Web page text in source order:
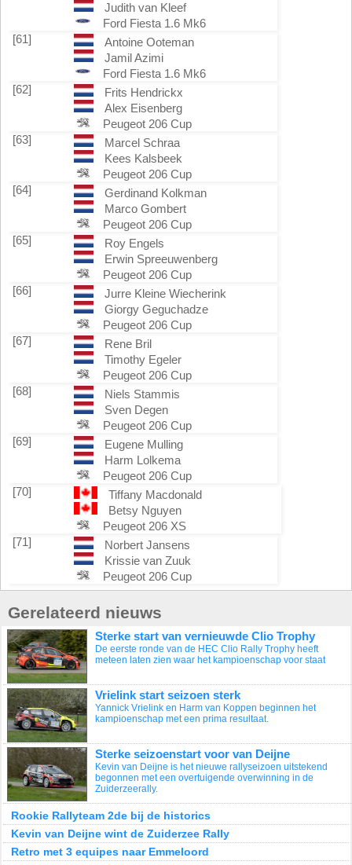
Judith van Kleef
Ford Fiesta 1.6 Mk6
[61]
Antoine Ooteman
Jamil Azimi
Ford Fiesta 1.6 Mk6
[62]
Frits Hendrickx
Alex Eisenberg
Peugeot 206 Cup
[63]
Marcel Schraa
Kees Kalsbeek
Peugeot 206 Cup
[64]
Gerdinand Kolkman
Marco Gombert
Peugeot 206 Cup
[65]
Roy Engels
Erwin Spreeuwenberg
Peugeot 206 Cup
[66]
Jurre Kleine Wiecherink
Giorgy Geguchadze
Peugeot 206 Cup
[67]
Rene Bril
Timothy Egeler
Peugeot 206 Cup
[68]
Niels Stammis
Sven Degen
Peugeot 206 Cup
[69]
Eugene Mulling
Harm Lolkema
Peugeot 206 Cup
[70]
Tiffany Macdonald
Betsy Nguyen
Peugeot 206 XS
[71]
Norbert Jansens
Krissie van Zuuk
Peugeot 206 Cup
Gerelateerd nieuws
Sterke start van vernieuwde Clio Trophy
De eerste ronde van de HEC Clio Rally Trophy heeft
meteen laten zien waar het kampioenschap voor staat
Vrielink start seizoen sterk
Yannick Vrielink en Harm van Koppen beginnen het
kampioenschap met een prima resultaat.
Sterke seizoenstart voor van Deijne
Kevin van Deijne is het nieuwe rallyseizoen uitstekend
begonnen met een overtuigende overwinning in de
Zuiderzeerally.
Rookie Rallyteam 2de bij de historics
Kevin van Deijne wint de Zuiderzee Rally
Retro met 3 equipes naar Emmeloord